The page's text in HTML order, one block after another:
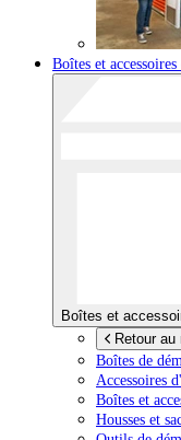
Boîtes et
Boîtes et
Retour au
Boîtes de
Accessoires
Boîtes et
Housses et